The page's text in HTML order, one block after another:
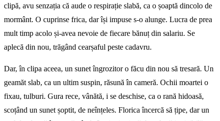
clipă, avu senzația că aude o respirație slabă, ca o șoaptă dincolo de
mormânt. O cuprinse frica, dar își impuse s-o alunge. Lucra de prea
mult timp acolo și-avea nevoie de fiecare bănuț din salariu. Se
aplecă din nou, trăgând cearșaful peste cadavru.
Dar, în clipa aceea, un sunet îngrozitor o făcu din nou să tresară. Un
geamăt slab, ca un ultim suspin, răsună în cameră. Ochii moartei o
fixau, tulburi. Gura rece, vânătă, i se deschise, ca o rană hidoasă,
scoțând un sunet șoptit, de neînțeles. Florica încercă să țipe, dar un